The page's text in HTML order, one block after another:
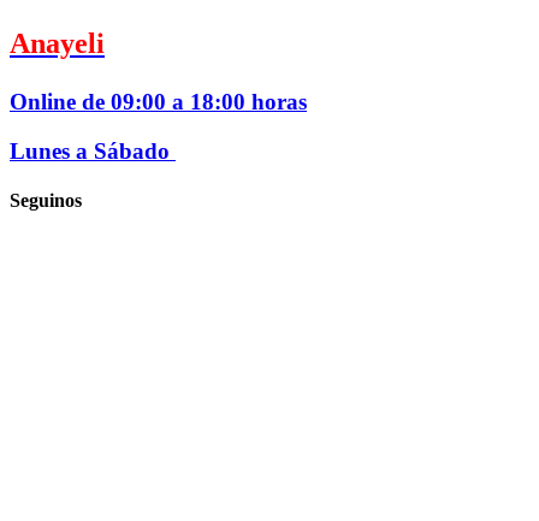
Anayeli
Online de 09:00 a 18:00 horas
Lunes a Sábado
Seguinos